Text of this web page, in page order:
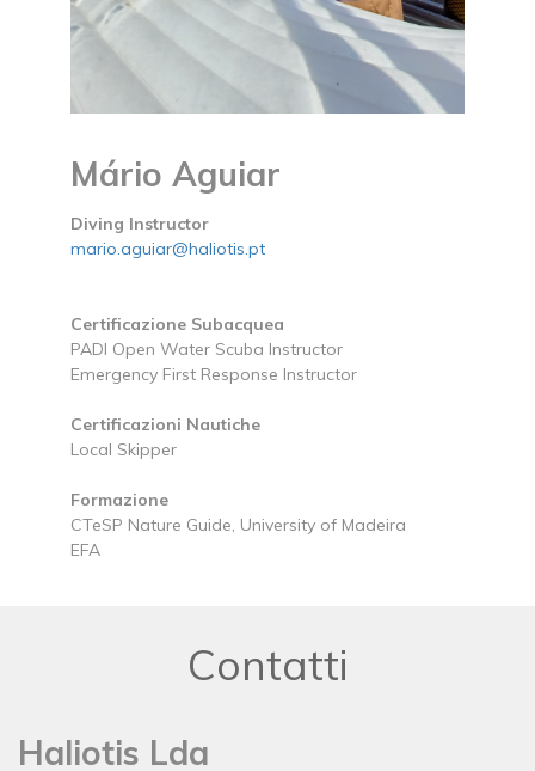
Mário Aguiar
Diving Instructor
mario.aguiar@haliotis.pt
Certificazione Subacquea
PADI Open Water Scuba Instructor
Emergency First Response Instructor
Certificazioni Nautiche
Local Skipper
Formazione
CTeSP Nature Guide, University of Madeira
EFA
Contatti
Haliotis Lda